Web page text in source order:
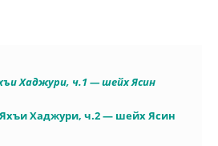
Хаджури, ч.1 — шейх Ясин
Хаджури, ч.2 — шейх Ясин